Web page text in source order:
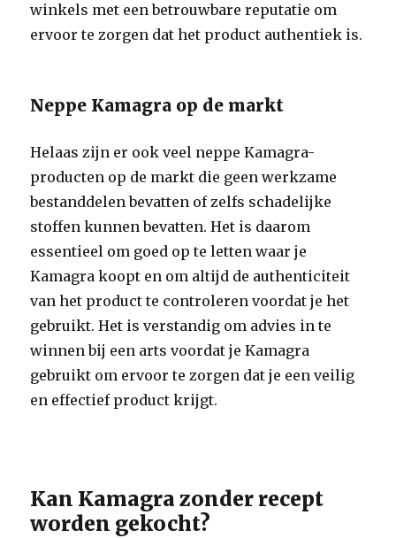
winkels met een betrouwbare reputatie om
ervoor te zorgen dat het product authentiek is.
Neppe Kamagra op de markt
Helaas zijn er ook veel neppe Kamagra-
producten op de markt die geen werkzame
bestanddelen bevatten of zelfs schadelijke
stoffen kunnen bevatten. Het is daarom
essentieel om goed op te letten waar je
Kamagra koopt en om altijd de authenticiteit
van het product te controleren voordat je het
gebruikt. Het is verstandig om advies in te
winnen bij een arts voordat je Kamagra
gebruikt om ervoor te zorgen dat je een veilig
en effectief product krijgt.
Kan Kamagra zonder recept
worden gekocht?